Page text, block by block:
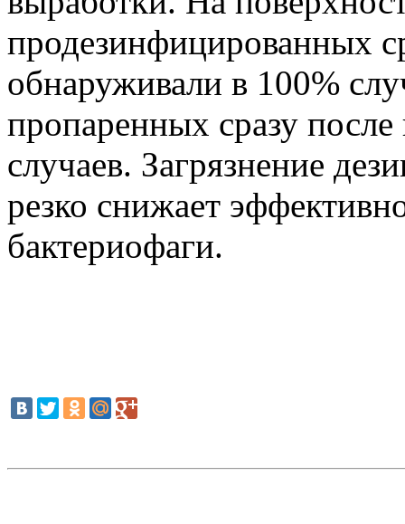
продезинфицированных
обнаруживали в 100%
пропаренных сразу
случаев. Загрязнение
резко снижает
бактериофаги.